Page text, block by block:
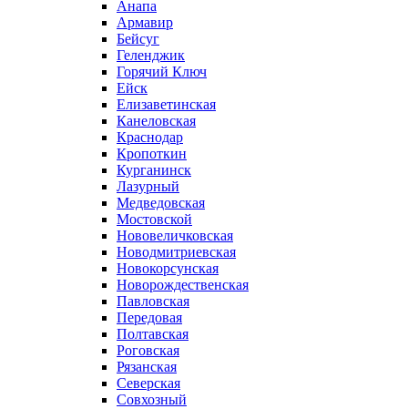
Анапа
Армавир
Бейсуг
Геленджик
Горячий Ключ
Ейск
Елизаветинская
Канеловская
Краснодар
Кропоткин
Курганинск
Лазурный
Медведовская
Мостовской
Нововеличковская
Новодмитриевская
Новокорсунская
Новорождественская
Павловская
Передовая
Полтавская
Роговская
Рязанская
Северская
Совхозный